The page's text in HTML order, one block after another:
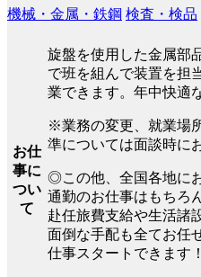
機械・金属・鉄鋼 検査・検品
お仕
事に
つい
て
旋盤を使用した金属部
で班を組んで装置を担
業できます。年中快適
※業務の変更、就業場
準については面談時に
◎この他、全国各地に
通勤のお仕事はもちろ
赴任旅費支給や生活諸
面倒な手配も全てお任
仕事スタートできます！